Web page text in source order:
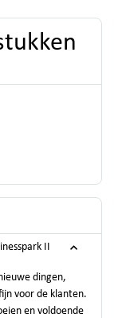
II
dingen,
voor de klanten.
en voldoende